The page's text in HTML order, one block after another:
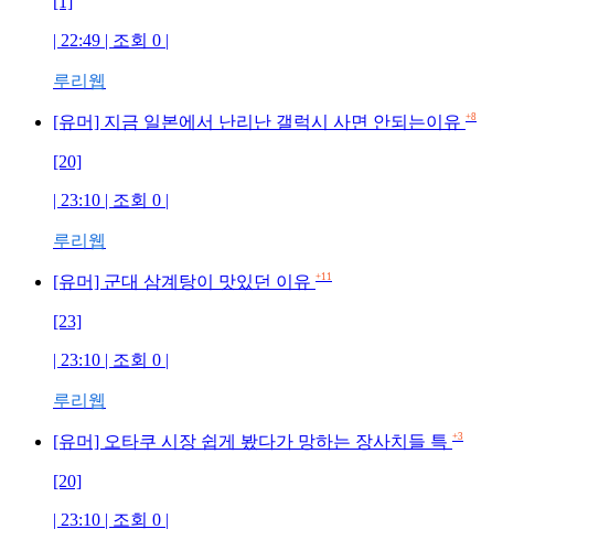
| 22:49 | 조회 0 |
루리웹
[유머] 지금 일본에서 난리난 갤럭시 사면 안되는이유 +8
[20]
| 23:10 | 조회 0 |
루리웹
[유머] 군대 삼계탕이 맛있던 이유 +11
[23]
| 23:10 | 조회 0 |
루리웹
[유머] 오타쿠 시장 쉽게 봤다가 망하는 장사치들 특 +3
[20]
| 23:10 | 조회 0 |